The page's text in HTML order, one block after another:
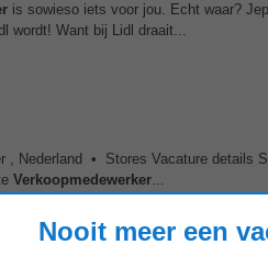
is sowieso iets voor jou. Echt waar?
wordt! Want bij Lidl draait...
, Nederland • Stores Vacature details
Verkoopmedewerker...
Nooit meer een